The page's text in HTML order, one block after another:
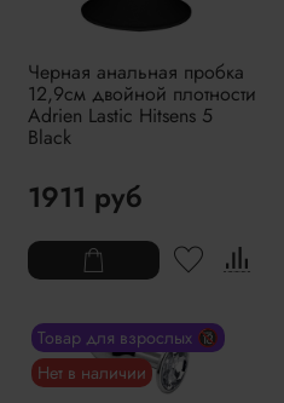
Черная анальная пробка
12,9см двойной плотности
Adrien Lastic Hitsens 5
Black
1911 руб
Товар для взрослых 🔞
Нет в наличии